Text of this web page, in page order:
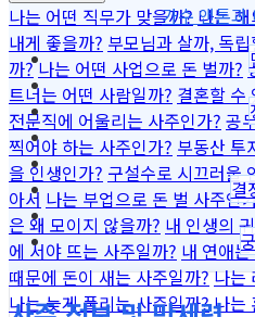
나는 어떤 직무가 맞을까? 나는
내게 좋을까? 부모님과 살까, 독
까? 나는 어떤 사업으로 돈 벌까?
트너는 어떤 사람일까? 결혼할 수
전문직에 어울리는 사주인가? 공
찍어야 하는 사주인가? 부동산 투
을 인생인가? 구설수로 시끄러울
아서 나는 부업으로 돈 벌 사주인
은 왜 모이지 않을까? 내 인생의
에 서야 뜨는 사주일까? 내 연애
때문에 돈이 새는 사주일까?나는
나는 늦게 풀리는 사주일까?나는
가수 앤톤과
결